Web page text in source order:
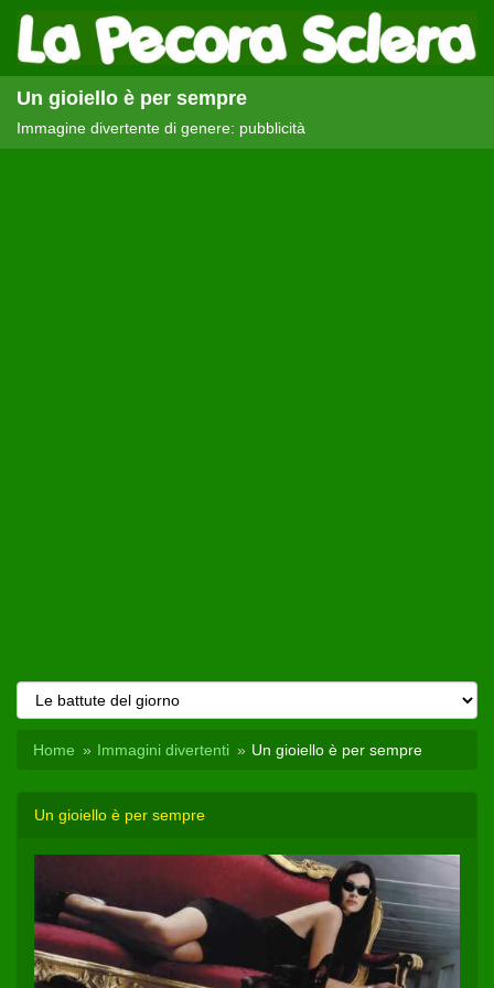
Un gioiello è per sempre
Immagine divertente di genere: pubblicità
Home Immagini divertenti Un gioiello è per sempre
Un gioiello è per sempre